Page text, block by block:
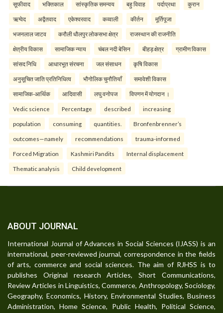
सूफीवाद भक्तिकाल सांस्कृतिक समन्वय बहु विवाह पर्दाप्रथा कुरान
ऋग्वेद अद्वैतवाद एकेश्वरवाद कव्वाली कीर्तन मूर्तिपूजा
भजनलाल जाटव करौली धौलपुर लोकसभा क्षेत्र राजस्थान की राजनीति
क्षेत्रीय विकास सामाजिक न्याय चंबल नदी बेसिन बीहड़ क्षेत्र ग्रामीण विकास
सांसद निधि आधारभूत संरचना जल संसाधन कृषि विकास
अनुसूचित जाति प्रतिनिधित्व भौगोलिक चुनौतियाँ समावेशी विकास
सामाजिक-आर्थिक आदिवासी लघु वनोपज विपणन में योगदान ।
Vedic science Percentage described increasing
population consuming quantities. Bronfenbrenner’s
outcomes—namely recommendations trauma-informed
Forced Migration Kashmiri Pandits Internal displacement
Thematic analysis Child development
ABOUT JOURNAL
International Journal of Advances in Social Sciences (IJASS) is an
international, peer-reviewed journal, correspondence in the fields
of arts, commerce and social sciences. The aim of RJHSS is to
publishes Original research Articles, Short Communications,
Review Articles in Linguistics, Commerce, Anthropology, Sociology,
Geography, Economics, History, Environmental Studies, Business
Administration, Home Science, Public Health, Political Science,